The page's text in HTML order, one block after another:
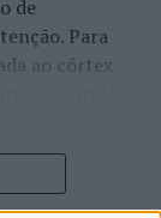
de
Para
ao córtex
também
do